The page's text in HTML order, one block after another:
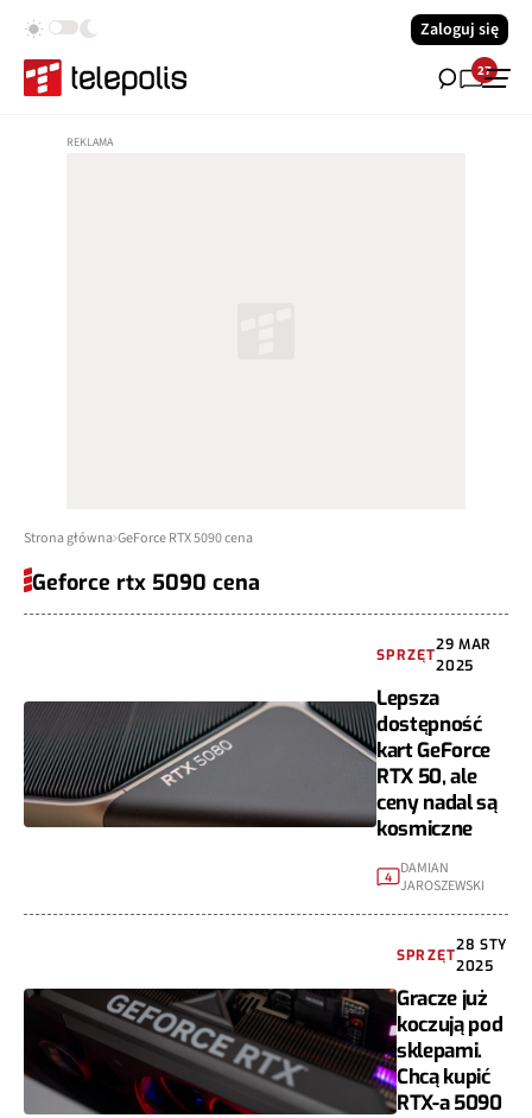
Zaloguj się
27
Strona główna GeForce RTX 5090 cena
Geforce rtx 5090 cena
SPRZĘT
29 MAR
2025
Lepsza
dostępność
kart GeForce
RTX 50, ale
ceny nadal są
kosmiczne
4
DAMIAN
JAROSZEWSKI
SPRZĘT
28 STY
2025
Gracze już
koczują pod
sklepami.
Chcą kupić
RTX-a 5090